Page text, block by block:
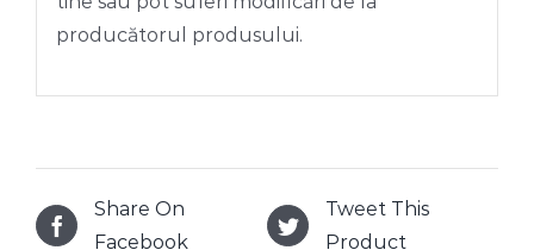
producătorul produsului.
Share On
Facebook
Tweet This
Product